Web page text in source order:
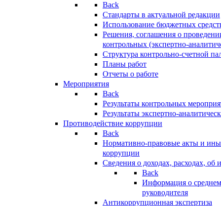
Back
Стандарты в актуальной редакции
Использование бюджетных
Решения, соглашения о
контрольных (экспертно-
Структура контрольно-счетной
Планы работ
Отчеты о работе
Мероприятия
Back
Результаты контрольных
Результаты экспертно-
Противодействие коррупции
Back
Нормативно-правовые акты и
коррупции
Сведения о доходах, расходах, об
Back
Информация о
руководителя
Антикоррупционная экспертиза